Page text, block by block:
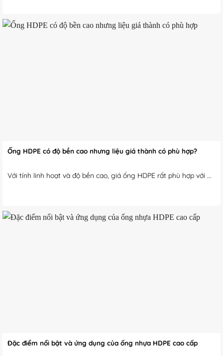
Ống HDPE có độ bền cao nhưng liệu giá thành có phù hợp?
Với tính linh hoạt và độ bền cao, giá ống HDPE rất phù hợp với ...
Đặc điểm nổi bật và ứng dụng của ống nhựa HDPE cao cấp